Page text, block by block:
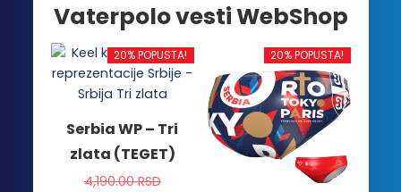
Vaterpolo vesti WebShop
20% POPUSTA!
Serbia WP – Tri
zlata (TEGET)
4,190.00RSD
20% POPUSTA!